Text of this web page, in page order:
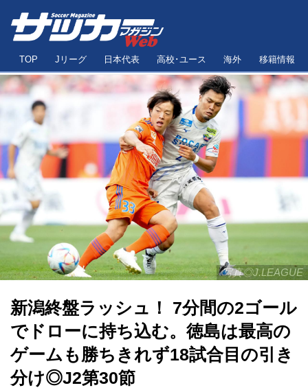
TOP Jリーグ 日本代表 高校･ユース 海外 移籍情報
写真◎J.LEAGUE
新潟終盤ラッシュ！ 7分間の2ゴール
でドローに持ち込む。徳島は最高の
ゲームも勝ちきれず18試合目の引き
分け◎J2第30節